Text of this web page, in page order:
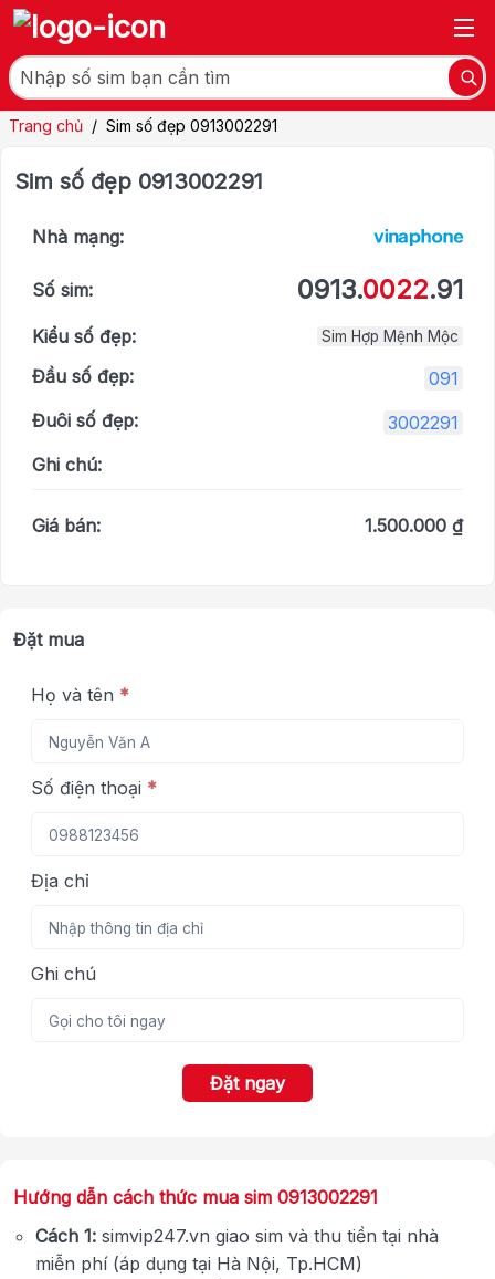
Trang chủ / Sim số đẹp 0913002291
Sim số đẹp 0913002291
Nhà mạng:
Số sim: 0913.0022.91
Kiểu số đẹp: Sim Hợp Mệnh Mộc
Đầu số đẹp:
091
Đuôi số đẹp:
3002291
Ghi chú:
Giá bán: 1.500.000 ₫
Đặt mua
Họ và tên *
Số điện thoại *
Địa chỉ
Ghi chú
Đặt ngay
Hướng dẫn cách thức mua sim 0913002291
Cách 1: simvip247.vn giao sim và thu tiền tại nhà
miễn phí (áp dụng tại Hà Nội, Tp.HCM)